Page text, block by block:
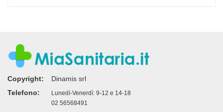
Copyright:
Dinamis srl
Telefono:
Lunedì-Venerdì: 9-12 e 14-18
02 56568491